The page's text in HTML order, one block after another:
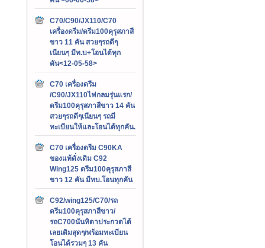
C70/C90/JX110/C70
เครื่องดรีม/ดรีม100คุรุสภาสี
ขาว 11 คัน สวยๆรถดีๆ
เนียนๆ มีท.บ+โอนได้ทุก
คัน<12-05-58>
C70 เครื่องดรีม
/C90/JX110ไฟกลมรุ่นแรก/
ดรีม100คุรุสภาสีขาว 14 คัน
สวยๆรถดีๆเนียนๆ รถมี
ทะเบียนให้และโอนได้ทุกคัน.
C70 เครื่องดรีม C90KA
ของแท้ดั่งเดิม C92
Wing125 ดรีม100คุรุสภาสี
ขาว 12 คัน มีทบ.โอนทุกคัน
C92/wing125/C70/รถ
ดรีม100คุรุสภาสีขาว/
รถC700นันทิดาประกวดได้
เลยเดิมสุดๆ/พร้อมทะเบียน
โอนได้รวมๆ 13 คัน